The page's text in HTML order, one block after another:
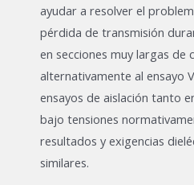
ayudar a resolver el
pérdida de transmisión
en secciones muy largas de
alternativamente al ensayo
ensayos de aislación tanto
bajo tensiones
resultados y exigencias
similares.